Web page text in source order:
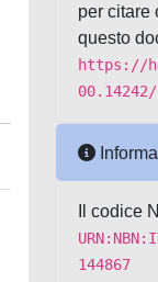
per citare
questo
https://
00.14242/
Il codice
144867